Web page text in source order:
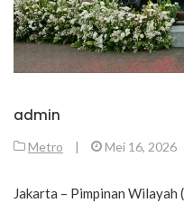
admin
Metro | Mei 16, 2026
Jakarta – Pimpinan